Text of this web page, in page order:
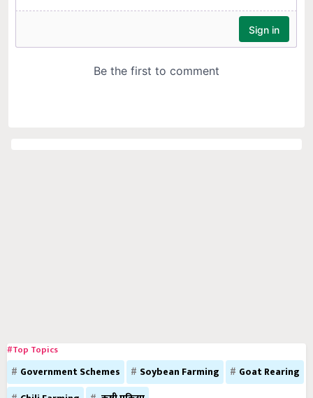
#Top Topics
Government Schemes Soybean Farming
Goat Rearing